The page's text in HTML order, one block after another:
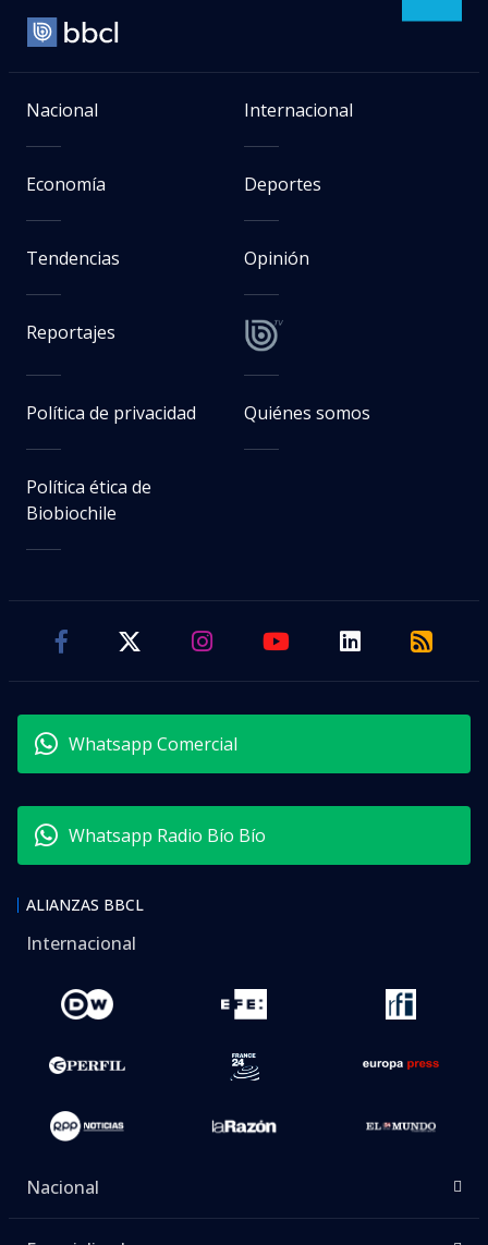
Nacional Internacional
Economía Deportes
Tendencias Opinión
Reportajes
Política de privacidad Quiénes somos
Política ética de
Biobiochile
Whatsapp Comercial
Whatsapp Radio Bío Bío
ALIANZAS BBCL
Internacional
Nacional